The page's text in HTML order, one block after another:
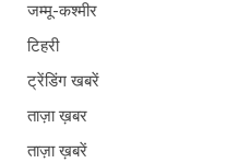
जम्मू-कश्मीर
टिहरी
ट्रेंडिंग खबरें
ताज़ा ख़बर
ताज़ा ख़बरें